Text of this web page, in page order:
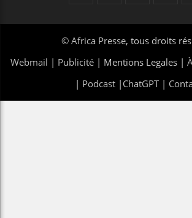
© Africa Presse, tous droits
Webmail | Publicité | Mentions Legales |
| Podcast| ChatGPT|